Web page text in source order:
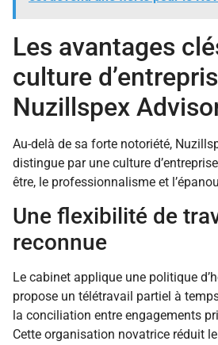
Les avantages
culture
Nuzillspex
Au-delà de sa forte notoriété,
distingue par une culture
être, le professionnalisme et
Une flexibilité de
reconnue
Le cabinet applique une politique
propose un télétravail partiel à
la conciliation entre engagements
Cette organisation novatrice réduit